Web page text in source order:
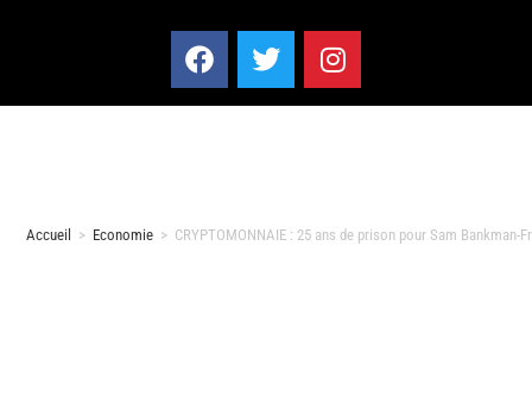
Accueil > Economie > CRYPTOMONNAIE : 25 ans de prison pour Sam Bankman-